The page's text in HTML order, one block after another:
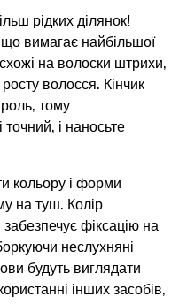
рідких ділянок!
вимагає найбільшої
на волоски штрихи,
волосся. Кінчик
тому
і наносьте
кольору і форми
на туш. Колір
фіксацію на
неслухняні
будуть виглядати
інших засобів,